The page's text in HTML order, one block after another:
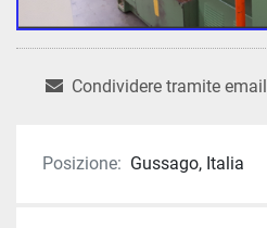
Condividere tramite email
Posizione: Gussago, Italia